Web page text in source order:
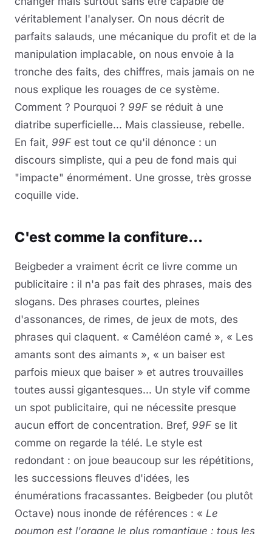
véritablement l'analyser. On nous décrit de
parfaits salauds, une mécanique du profit et de la
manipulation implacable, on nous envoie à la
tronche des faits, des chiffres, mais jamais on ne
nous explique les rouages de ce système.
Comment ? Pourquoi ? 99F se réduit à une
diatribe superficielle... Mais classieuse, rebelle.
En fait, 99F est tout ce qu'il dénonce : un
discours simpliste, qui a peu de fond mais qui
"impacte" énormément. Une grosse, très grosse
coquille vide.
C'est comme la confiture...
Beigbeder a vraiment écrit ce livre comme un
publicitaire : il n'a pas fait des phrases, mais des
slogans. Des phrases courtes, pleines
d'assonances, de rimes, de jeux de mots, des
phrases qui claquent. « Caméléon camé », « Les
amants sont des aimants », « un baiser est
parfois mieux que baiser » et autres trouvailles
toutes aussi gigantesques... Un style vif comme
un spot publicitaire, qui ne nécessite presque
aucun effort de concentration. Bref, 99F se lit
comme on regarde la télé. Le style est
redondant : on joue beaucoup sur les répétitions,
les successions fleuves d'idées, les
énumérations fracassantes. Beigbeder (ou plutôt
Octave) nous inonde de références : « Le
poumon est l'organe le plus romantique : tous les